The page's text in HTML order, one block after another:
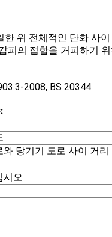
한 위 전체적인 단화 사
피의 접합을 거피하기
2008, BS 20344
당기기 도로 사이 거리
시오